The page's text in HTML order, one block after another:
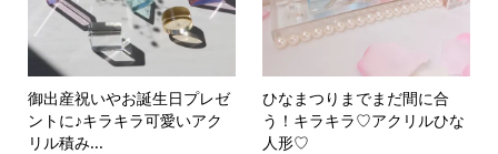
御出産祝いやお誕生日プレゼ
ントに♪キラキラ可愛いアク
リル積み...
ひなまつりまでまだ間に合
う！キラキラ♡アクリルひな
人形♡